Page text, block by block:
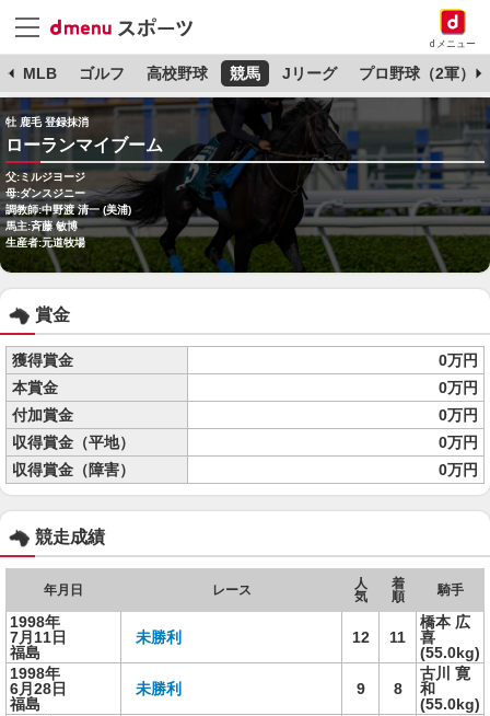
dメニュー
MLB ゴルフ 高校野球 競馬 Jリーグ プロ野球（2軍）
牡 鹿毛 登録抹消
ローランマイブーム
父:ミルジヨージ
母:ダンスジニー
調教師:中野渡 清一 (美浦)
馬主:斉藤 敏博
生産者:元道牧場
賞金
獲得賞金
0万円
本賞金
0万円
付加賞金
0万円
収得賞金（平地）
0万円
収得賞金（障害）
0万円
競走成績
年月日 レース
人
気
着
順
騎手
1998年
7月11日
福島
未勝利 12 11
橋本 広
喜
(55.0kg)
1998年
6月28日
福島
未勝利 9 8
古川 寛
和
(55.0kg)